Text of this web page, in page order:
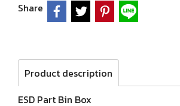
Share
Product description
ESD Part Bin Box